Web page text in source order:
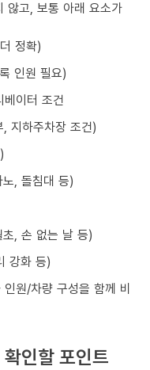
않고, 보통 아래 요소가
정확)
인원 필요)
이터 조건
지하주차장 조건)
, 돌침대 등)
, 손 없는 날 등)
강화 등)
원/차량 구성을 함께 비
인할 포인트